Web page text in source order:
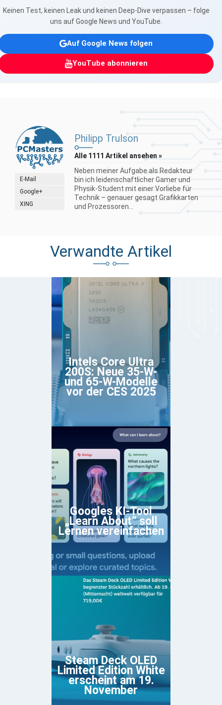
Keinen Test, keinen Leak und keinen Deep-Dive verpassen – folge
uns auf Google News und YouTube.
Auf Google News folgen
YouTube abonnieren
E-Mail
Google+
XING
Philipp Trulson
Alle 1111 Artikel ansehen »
Neben meiner Aufgabe als Redakteur
bin ich leidenschaftlicher Gamer und
Physik-Student mit einer Vorliebe für
Technik – genauer gesagt Grafikkarten
und Prozessoren...
Verwandte Artikel
Intels Core Ultra
200S: Neue 35-W-
und 65-W-Modelle
vor der CES 2025
Googles KI-Tool
„Learn About“ soll
Lernen vereinfachen
Steam Deck OLED
Limited Edition White
erscheint am 19.
November